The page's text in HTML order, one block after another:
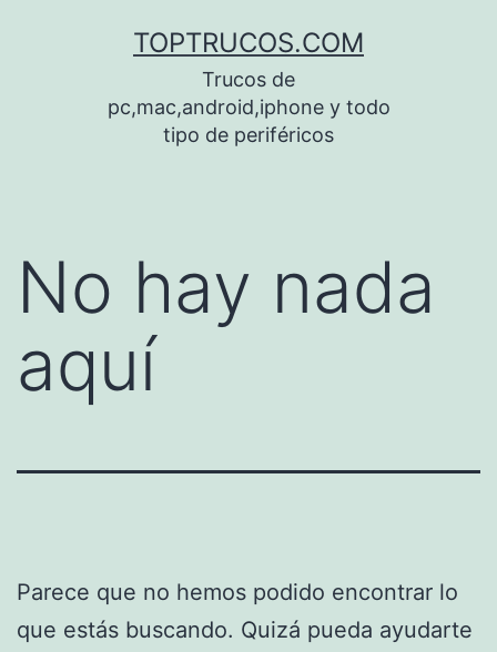
TOPTRUCOS.COM
Trucos de
pc,mac,android,iphone y todo
tipo de periféricos
No hay nada
aquí
Parece que no hemos podido encontrar lo
que estás buscando. Quizá pueda ayudarte